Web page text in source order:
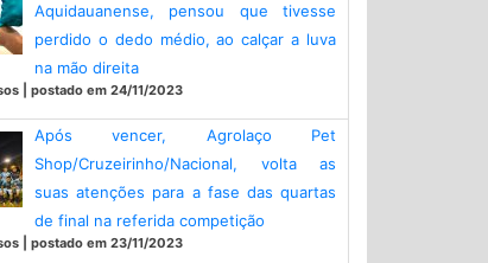
Aquidauanense, pensou que tivesse
perdido o dedo médio, ao calçar a luva
na mão direita
| postado em 24/11/2023
Após vencer, Agrolaço Pet
Shop/Cruzeirinho/Nacional, volta as
suas atenções para a fase das quartas
de final na referida competição
| postado em 23/11/2023